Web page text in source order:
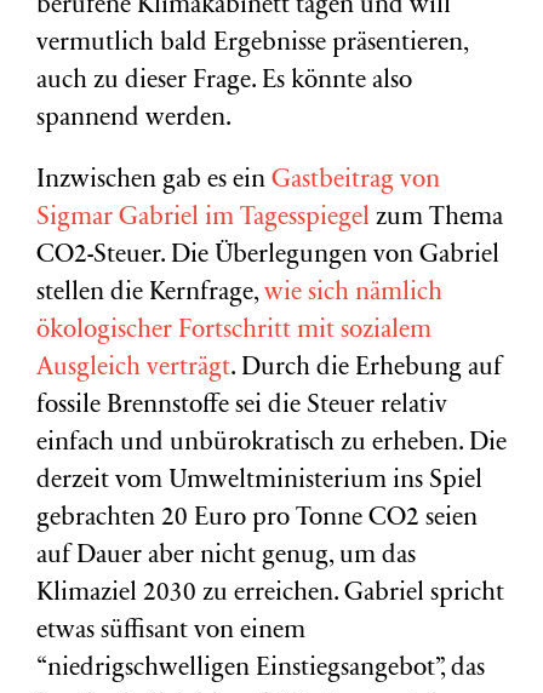
berufene Klimakabinett tagen und will
vermutlich bald Ergebnisse präsentieren,
auch zu dieser Frage. Es könnte also
spannend werden.
Inzwischen gab es ein Gastbeitrag von
Sigmar Gabriel im Tagesspiegel zum Thema
CO2-Steuer. Die Überlegungen von Gabriel
stellen die Kernfrage,wie sich nämlich
ökologischer Fortschritt mit sozialem
Ausgleich verträgt. Durch die Erhebung auf
fossile Brennstoffe sei die Steuer relativ
einfach und unbürokratisch zu erheben. Die
derzeit vom Umweltministerium ins Spiel
gebrachten 20 Euro pro Tonne CO2 seien
auf Dauer aber nicht genug, um das
Klimaziel 2030 zu erreichen. Gabriel spricht
etwas süffisant von einem
“niedrigschwelligen Einstiegsangebot”, das